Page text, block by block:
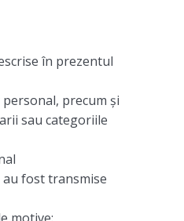
în prezentul
precum și
sau categoriile
au fost transmise